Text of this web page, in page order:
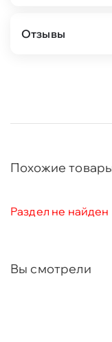
Отзывы
Похожие
Раздел не найден
Вы смотрели